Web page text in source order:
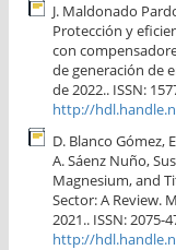
J. Maldonado
Protección y
con
de generación de
de 2022.. ISSN:
http://
D. Blanco Gómez,
A. Sáenz Nuño,
Magnesium, and
Sector: A Review.
2021.. ISSN: 2075-
http://